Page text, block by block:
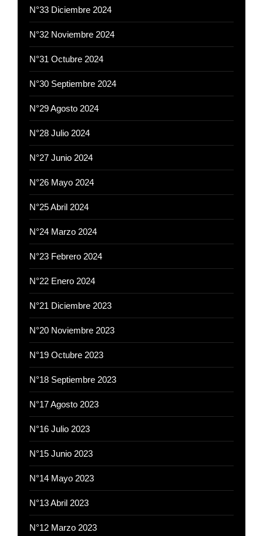
N°33 Diciembre 2024
N°32 Noviembre 2024
N°31 Octubre 2024
N°30 Septiembre 2024
N°29 Agosto 2024
N°28 Julio 2024
N°27 Junio 2024
N°26 Mayo 2024
N°25 Abril 2024
N°24 Marzo 2024
N°23 Febrero 2024
N°22 Enero 2024
N°21 Diciembre 2023
N°20 Noviembre 2023
N°19 Octubre 2023
N°18 Septiembre 2023
N°17 Agosto 2023
N°16 Julio 2023
N°15 Junio 2023
N°14 Mayo 2023
N°13 Abril 2023
N°12 Marzo 2023